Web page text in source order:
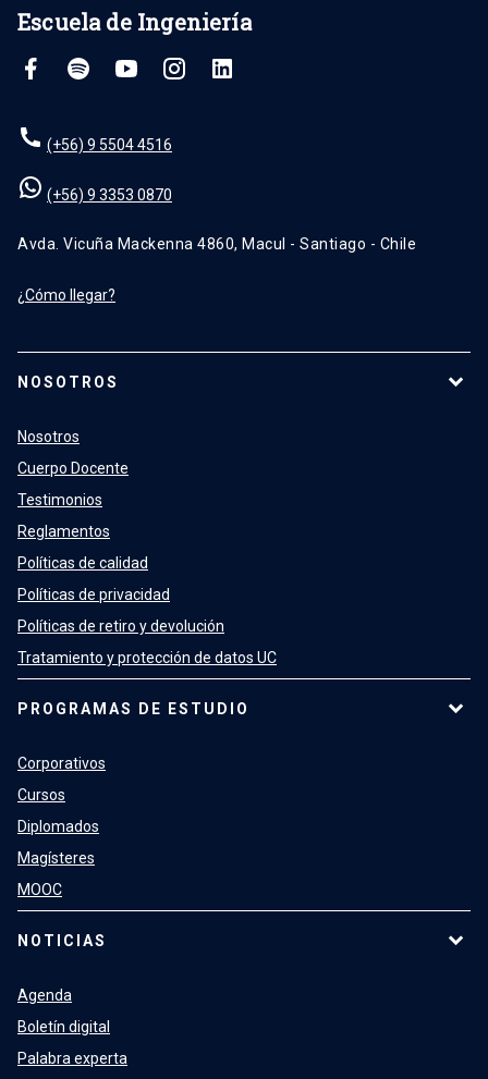
Escuela de Ingeniería
(+56) 9 5504 4516
(+56) 9 3353 0870
Avda. Vicuña Mackenna 4860, Macul - Santiago - Chile
¿Cómo llegar?
NOSOTROS
Nosotros
Cuerpo Docente
Testimonios
Reglamentos
Políticas de calidad
Políticas de privacidad
Políticas de retiro y devolución
Tratamiento y protección de datos UC
PROGRAMAS DE ESTUDIO
Corporativos
Cursos
Diplomados
Magísteres
MOOC
NOTICIAS
Agenda
Boletín digital
Palabra experta